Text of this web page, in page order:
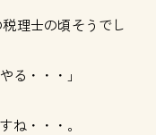
理士の頃そうでし
る・・・」
ね・・・。